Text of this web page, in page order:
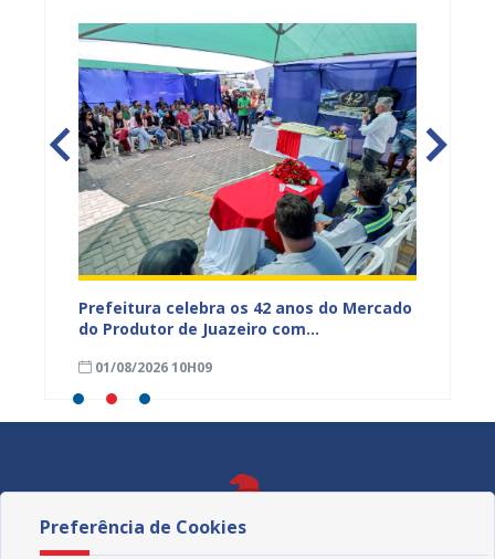
Prefeitura celebra os 42 anos do Mercado
do Produtor de Juazeiro com
01/08/2026 10H09
Preferência de Cookies